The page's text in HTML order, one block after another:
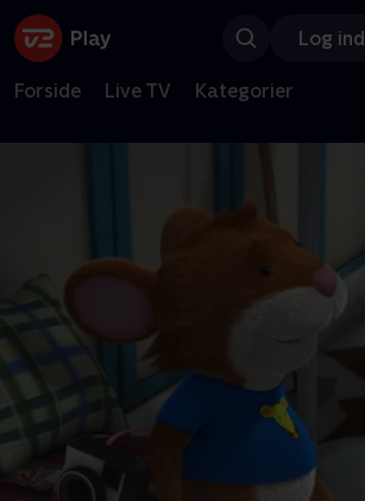
Log ind
Forside Live TV Kategorier